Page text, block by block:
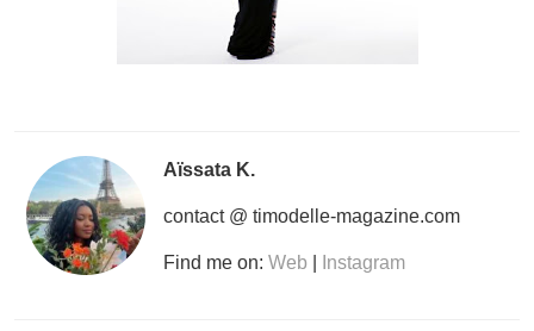
Aïssata K.
contact @ timodelle-magazine.com
Find me on: Web Instagram